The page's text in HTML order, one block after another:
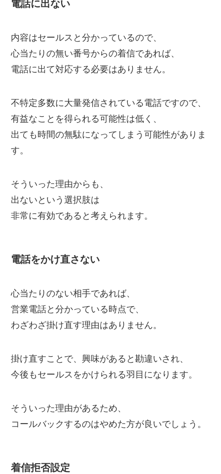
電話に出ない
内容はセールスと分かっているので、
心当たりの無い番号からの着信であれば、
電話に出て対応する必要はありません。
不特定多数に大量発信されている電話ですので、
有益なことを得られる可能性は低く、
出ても時間の無駄になってしまう可能性がありま
す。
そういった理由からも、
出ないという選択肢は
非常に有効であると考えられます。
電話をかけ直さない
心当たりのない相手であれば、
営業電話と分かっている時点で、
わざわざ掛け直す理由はありません。
掛け直すことで、興味があると勘違いされ、
今後もセールスをかけられる羽目になります。
そういった理由があるため、
コールバックするのはやめた方が良いでしょう。
着信拒否設定